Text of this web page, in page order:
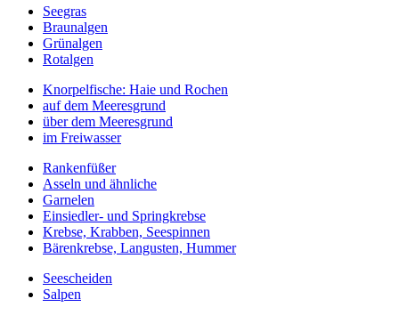
Seegras
Braunalgen
Grünalgen
Rotalgen
Knorpelfische: Haie und Rochen
auf dem Meeresgrund
über dem Meeresgrund
im Freiwasser
Rankenfüßer
Asseln und ähnliche
Garnelen
Einsiedler- und Springkrebse
Krebse, Krabben, Seespinnen
Bärenkrebse, Langusten, Hummer
Seescheiden
Salpen